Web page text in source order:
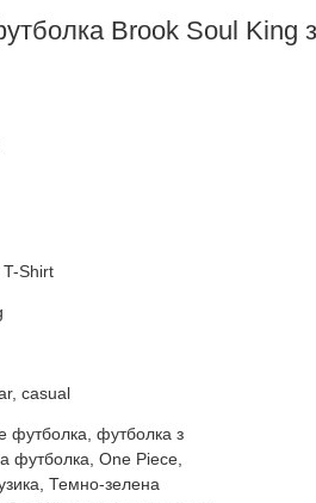
Brook Soul King
Shirt
casual
футболка, футболка з
футболка, One Piece,
Темно-зелена